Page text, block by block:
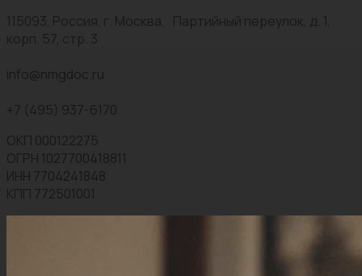
115093, Россия, г. Москва, Партийный переулок, д. 1,
корп. 57, стр. 3
info@nmgdoc.ru
+7 (495) 937-6170
ОКП 000122275
ОГРН 1027700418811
ИНН 7704241848
КПП 772501001